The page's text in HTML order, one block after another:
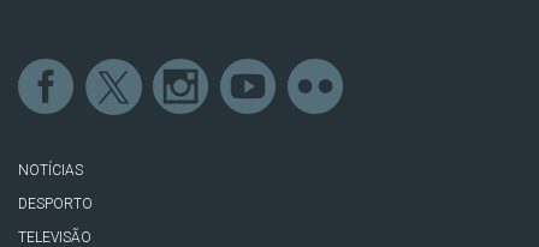
NOTÍCIAS
DESPORTO
TELEVISÃO